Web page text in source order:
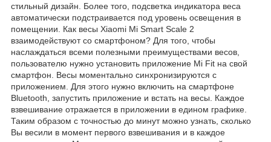
стильный дизайн. Более того, подсветка индикатора веса
автоматически подстраивается под уровень освещения в
помещении. Как весы Xiaomi Mi Smart Scale 2
взаимодействуют со смартфоном? Для того, чтобы
наслаждаться всеми полезными преимуществами весов,
пользователю нужно установить приложение Mi Fit на свой
смартфон. Весы моментально синхронизируются с
приложением. Для этого нужно включить на смартфоне
Bluetooth, запустить приложение и встать на весы. Каждое
взвешивание отражается в приложении в едином графике.
Таким образом с точностью до минут можно узнать, сколько
Вы весили в момент первого взвешивания и в каждое